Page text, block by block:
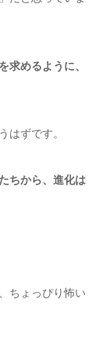
求めるように、
はずです。
ちから、進化は
ちょっぴり怖い